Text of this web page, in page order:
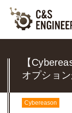
【
オプション
Cybereason